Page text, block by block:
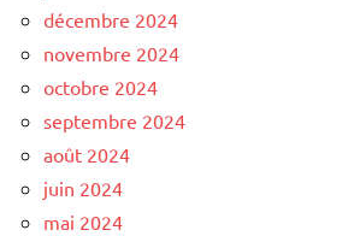
décembre 2024
novembre 2024
octobre 2024
septembre 2024
août 2024
juin 2024
mai 2024